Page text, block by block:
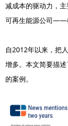
减成本的驱动力，
可再生能源公司——
自2012年以来，把
增多。本文简要描
的案例。